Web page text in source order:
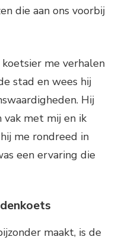
die aan ons voorbij
me verhalen
stad en wees hij
Hij
vak met mij en ik
me rondreed in
een ervaring die
maakt, is de